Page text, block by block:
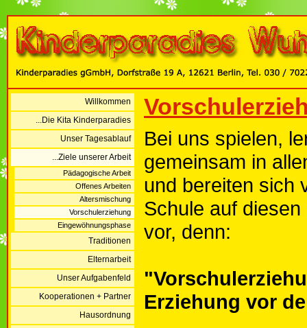
Willkommen
...Die Kita Kinderparadies
Unser Tagesablauf
...Ziele unserer Arbeit
Pädagogische Arbeit
Offenes Arbeiten
Altersmischung
Vorschulerziehung
Eingewöhnungsphase
Traditionen
Elternarbeit
Unser Aufgabenfeld
Kooperationen + Partner
Hausordnung
Bei uns spielen,
gemeinsam in
und bereiten sich
Schule auf
vor, denn:
Erziehung vor